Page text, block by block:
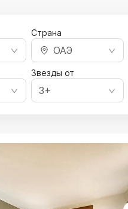
Страна
ОАЭ
Звезды от
3+